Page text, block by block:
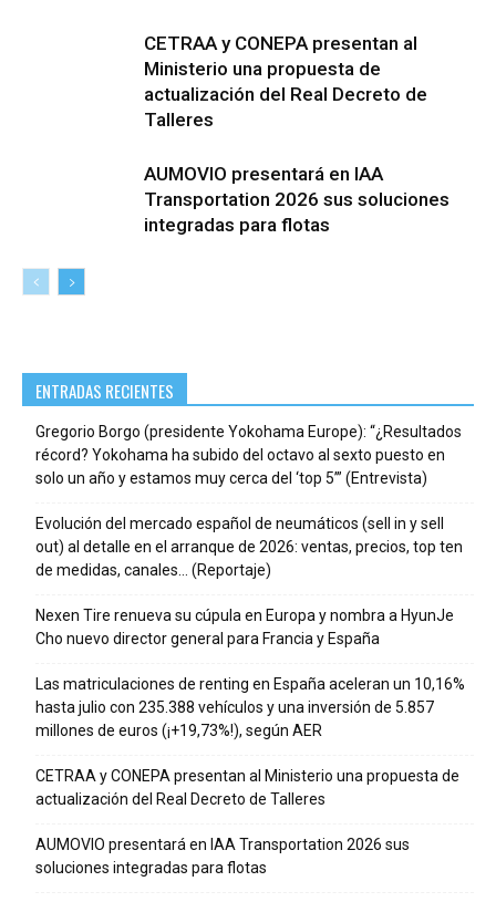
CETRAA y CONEPA presentan al
Ministerio una propuesta de
actualización del Real Decreto de
Talleres
AUMOVIO presentará en IAA
Transportation 2026 sus soluciones
integradas para flotas
ENTRADAS RECIENTES
Gregorio Borgo (presidente Yokohama Europe): “¿Resultados
récord? Yokohama ha subido del octavo al sexto puesto en
solo un año y estamos muy cerca del ‘top 5’” (Entrevista)
Evolución del mercado español de neumáticos (sell in y sell
out) al detalle en el arranque de 2026: ventas, precios, top ten
de medidas, canales… (Reportaje)
Nexen Tire renueva su cúpula en Europa y nombra a HyunJe
Cho nuevo director general para Francia y España
Las matriculaciones de renting en España aceleran un 10,16%
hasta julio con 235.388 vehículos y una inversión de 5.857
millones de euros (¡+19,73%!), según AER
CETRAA y CONEPA presentan al Ministerio una propuesta de
actualización del Real Decreto de Talleres
AUMOVIO presentará en IAA Transportation 2026 sus
soluciones integradas para flotas